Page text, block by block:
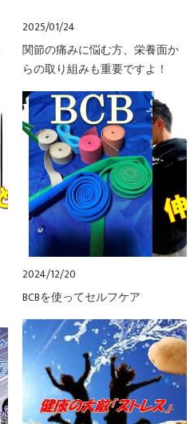
2025/01/24
関節の痛みに悩む方、栄養面か
らの取り組みも重要ですよ！
2024/12/20
BCBを使ってセルフケア